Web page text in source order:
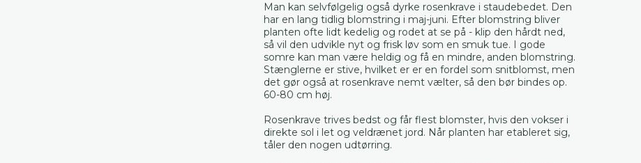
Man kan selvfølgelig også dyrke rosenkrave i staudebedet. Den
har en lang tidlig blomstring i maj-juni. Efter blomstring bliver
planten ofte lidt kedelig og rodet at se på - klip den hårdt ned,
så vil den udvikle nyt og frisk løv som en smuk tue. I gode
somre kan man være heldig og få en mindre, anden blomstring.
Stænglerne er stive, hvilket er er en fordel som snitblomst, men
det gør også at rosenkrave nemt vælter, så den bør bindes op.
60-80 cm høj.
Rosenkrave trives bedst og får flest blomster, hvis den vokser i
direkte sol i let og veldrænet jord. Når planten har etableret sig,
tåler den nogen udtørring.